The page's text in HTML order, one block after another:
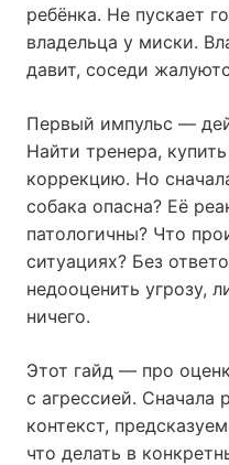
ребёнка. Не пускает
владельца у миски.
давит, соседи
Первый импульс —
Найти тренера,
коррекцию. Но
собака опасна? Её
патологичны? Что
ситуациях? Без
недооценить угрозу,
ничего.
Этот гайд — про
с агрессией. Сначала
контекст,
что делать в